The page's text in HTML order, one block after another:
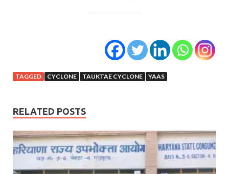
TAGGED CYCLONE TAUKTAE CYCLONE YAAS
RELATED POSTS